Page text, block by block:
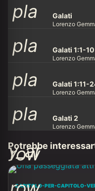
pla
y_ar
row
Galati
Lorenzo
pla
y_ar
row
Galati 1:1-10
Lorenzo
pla
y_ar
row
Galati 1:11-
Lorenzo
pla
y_ar
Galati 2
Lorenzo
Potrebbe
CAPITOLO-PER-CAPITOLO-